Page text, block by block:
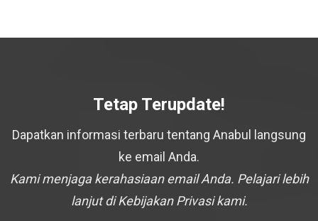
Tetap Terupdate!
Dapatkan informasi terbaru tentang Anabul langsung
ke email Anda.
Kami menjaga kerahasiaan email Anda. Pelajari lebih
lanjut di Kebijakan Privasi kami.